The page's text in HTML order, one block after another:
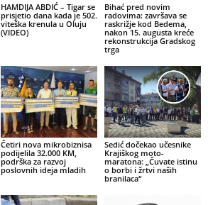
HAMDIJA ABDIĆ – Tigar se
prisjetio dana kada je 502.
viteška krenula u Oluju
(VIDEO)
Bihać pred novim
radovima: završava se
raskrižje kod Bedema,
nakon 15. augusta kreće
rekonstrukcija Gradskog
trga
Četiri nova mikrobiznisa
podijelila 32.000 KM,
podrška za razvoj
poslovnih ideja mladih
Sedić dočekao učesnike
Krajiškog moto-
maratona: „Čuvate istinu
o borbi i žrtvi naših
branilaca“